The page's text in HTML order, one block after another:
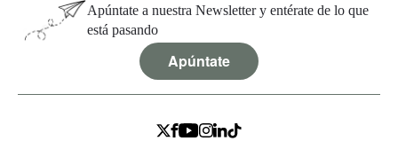
Apúntate a nuestra Newsletter y entérate de lo que
está pasando
Apúntate